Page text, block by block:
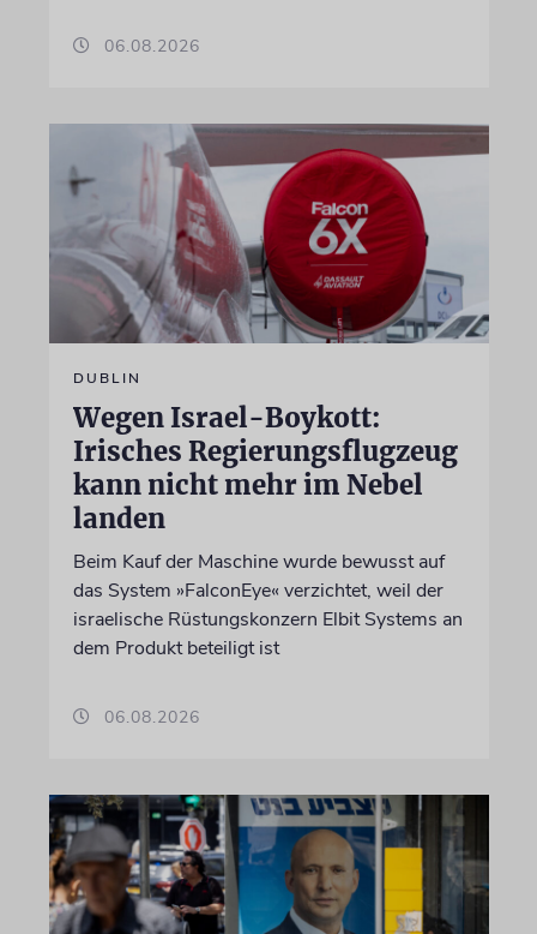
06.08.2026
DUBLIN
Wegen Israel-Boykott:
Irisches Regierungsflugzeug
kann nicht mehr im Nebel
landen
Beim Kauf der Maschine wurde bewusst auf
das System »FalconEye« verzichtet, weil der
israelische Rüstungskonzern Elbit Systems an
dem Produkt beteiligt ist
06.08.2026